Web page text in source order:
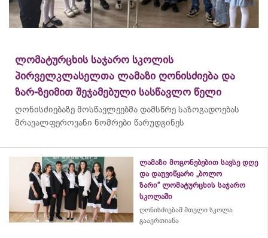
ლომატურცხის საჯარო სკოლის
პირველკლასელთა ლამაზი ღონისძიება და
ზარ-ზეიმით შეჯამებული სასწავლო წელი
ღონისძიებაზე მოსწავლეებმა დამსწრე საზოგადოებას
მრავალფეროვანი ნომრები წარუდგინეს
ლამაზი მოგონებებით სავსე დღე
და დაუვიწყარი „ბოლო
ზარი“ ლომატურცხის საჯარო
სკოლაში
ღონისძიებამ მთელი სკოლა
გააერთიანა